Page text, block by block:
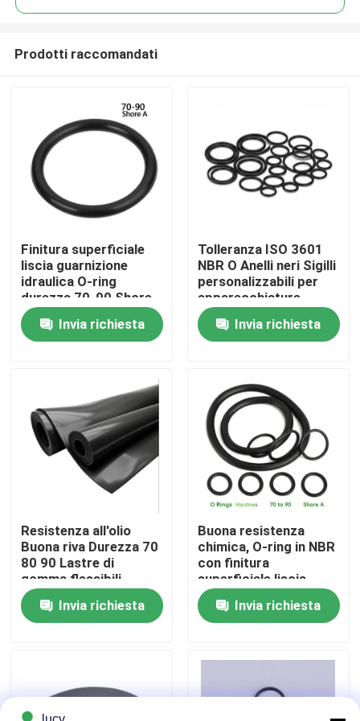
Casa
Prodotti
Chi siamo
Fatory Tour
Contattaci
notizie
giunti circolari di gomma
Prodotti raccomandati
Finitura superficiale
liscia guarnizione
idraulica O-ring
durezza 70-90 Shore
A ideale per pompe
idrauliche, cilindri e
valvole
Invia richiesta
Tolleranza ISO 3601
NBR O Anelli neri Sigilli
personalizzabili per
apparecchiature
idrauliche
pneumatiche e
componenti di
Invia richiesta
Resistenza all'olio
Buona riva Durezza 70
80 90 Lastre di
gomma flessibili
personalizzabili Ideali
per soluzioni di
sigillatura e
Invia richiesta
Buona resistenza
chimica, O-ring in NBR
con finitura
superficiale liscia,
durezza 70-90 Shore
A, guarnizioni per le
industrie petrolifera,
Invia richiesta